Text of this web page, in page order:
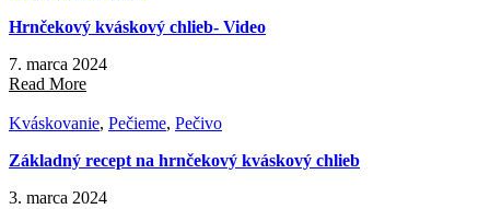
Hrnčekový kváskový chlieb- Video
7. marca 2024
Read More
Kváskovanie, Pečieme, Pečivo
Základný recept na hrnčekový kváskový chlieb
3. marca 2024